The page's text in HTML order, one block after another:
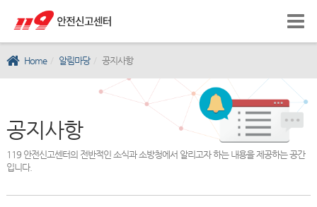
Home 알림마당 공지사항
공지사항
119 안전신고센터의 전반적인 소식과 소방청에서 알리고자 하는 내용을 제공하는 공간
입니다.